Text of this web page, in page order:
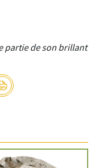
partie de son brillant